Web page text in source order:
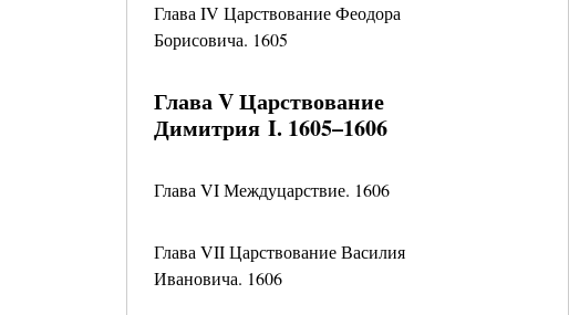
Глава IV Царствование Феодора
Борисовича. 1605
Глава V Царствование
Димитрия I. 1605–1606
Глава VI Междуцарствие. 1606
Глава VII Царствование Василия
Ивановича. 1606